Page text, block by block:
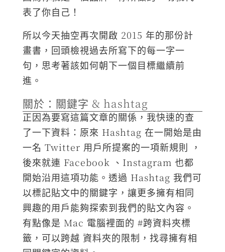
表了你自己！
所以今天抽空再次開啟 2015 年的那份計
畫書，回頭檢視過去所寫下的每一字一
句，思考著該如何朝下一個目標繼續前
進。
關於：關鍵字 & hashtag
正因為要寫這篇文章的關係，我快速的查
了一下資料：原來 Hashtag 在一開始是由
一名 Twitter 用戶所提案的一項新規則 ，
後來就連 Facebook 、Instagram 也都
開始沿用這項功能。透過 Hashtag 我們可
以標記貼文中的關鍵字，讓更多擁有相同
興趣的用戶能夠探索到我們的貼文內容。
有點像是 Mac 電腦裡面的 #跨資料夾標
籤，可以跨越 資料夾的限制，找尋擁有相